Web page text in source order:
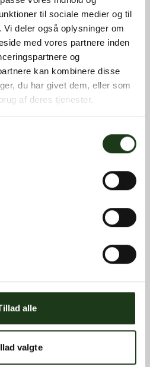
til sociale medier og til
deler også oplysninger om
med vores partnere inden
og
kan kombinere disse
du har givet dem, eller som
af deres tjenester.
alle
valgte